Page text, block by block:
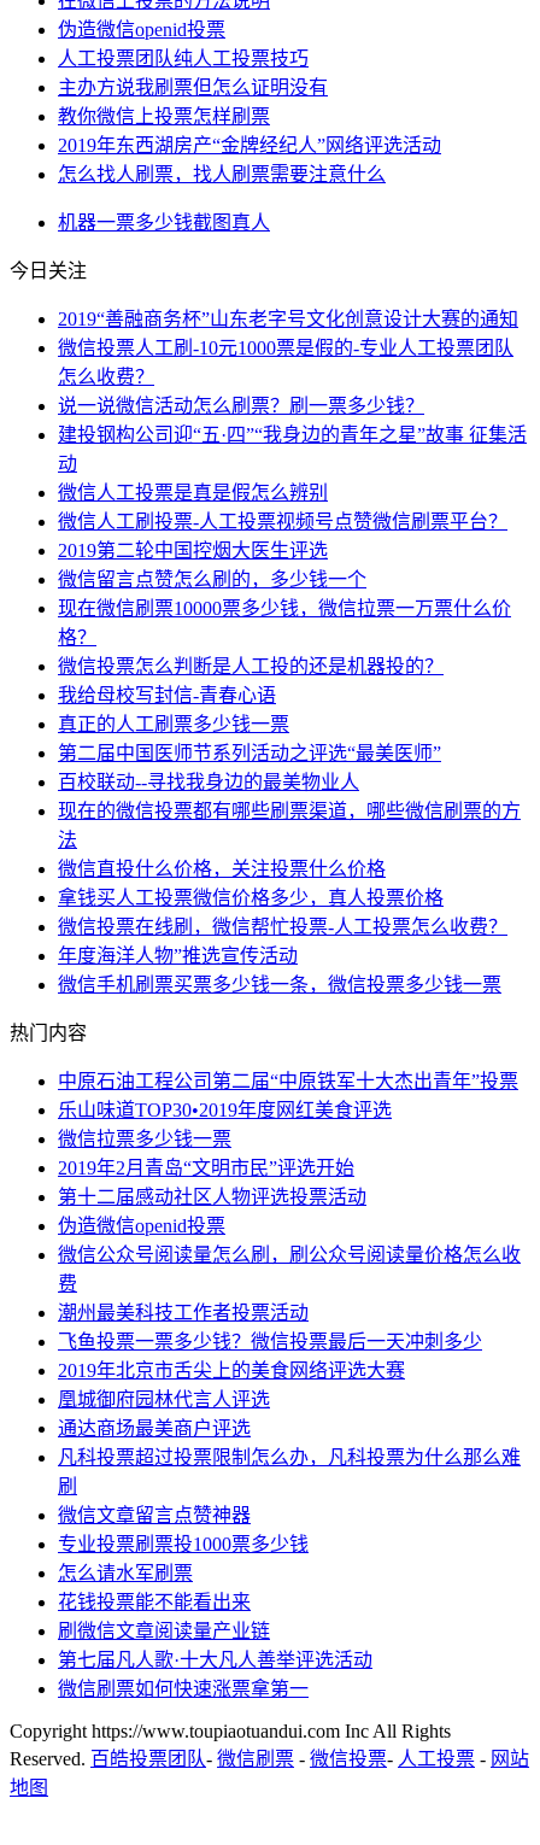
伪造微信openid投票
人工投票团队纯人工投票技巧
主办方说我刷票但怎么证明没有
教你微信上投票怎样刷票
2019年东西湖房产“金牌经纪人”网络评选活动
怎么找人刷票，找人刷票需要注意什么
机器一票多少钱截图 真人
今日关注
2019“善融商务杯”山东老字号文化创意设计大赛的通知
微信投票人工刷-10元1000票是假的-专业人工投票团队
怎么收费？
说一说微信活动怎么刷票？刷一票多少钱？
建投钢构公司迎“五·四”“我身边的青年之星”故事 征集活
动
微信人工投票是真是假怎么辨别
微信人工刷投票-人工投票视频号点赞微信刷票平台？
2019第二轮中国控烟大医生评选
微信留言点赞怎么刷的，多少钱一个
现在微信刷票10000票多少钱，微信拉票一万票什么价
格？
微信投票怎么判断是人工投的还是机器投的？
我给母校写封信-青春心语
真正的人工刷票多少钱一票
第二届中国医师节系列活动之评选“最美医师”
百校联动--寻找我身边的最美物业人
现在的微信投票都有哪些刷票渠道，哪些微信刷票的方
法
微信直投什么价格，关注投票什么价格
拿钱买人工投票微信价格多少，真人投票价格
微信投票在线刷，微信帮忙投票-人工投票怎么收费？
年度海洋人物”推选宣传活动
微信手机刷票买票多少钱一条，微信投票多少钱一票
热门内容
中原石油工程公司第二届“中原铁军十大杰出青年”投票
乐山味道TOP30•2019年度网红美食评选
微信拉票多少钱一票
2019年2月青岛“文明市民”评选开始
第十二届感动社区人物评选投票活动
伪造微信openid投票
微信公众号阅读量怎么刷，刷公众号阅读量价格怎么收
费
潮州最美科技工作者投票活动
飞鱼投票一票多少钱？微信投票最后一天冲刺多少
2019年北京市舌尖上的美食网络评选大赛
凰城御府园林代言人评选
通达商场最美商户评选
凡科投票超过投票限制怎么办，凡科投票为什么那么难
刷
微信文章留言点赞神器
专业投票刷票投1000票多少钱
怎么请水军刷票
花钱投票能不能看出来
刷微信文章阅读量产业链
第七届凡人歌·十大凡人善举评选活动
微信刷票如何快速涨票拿第一
Copyright https://www.toupiaotuandui.com Inc All Rights
Reserved. 百皓投票团队- 微信刷票 - 微信投票- 人工投票 - 网站
地图